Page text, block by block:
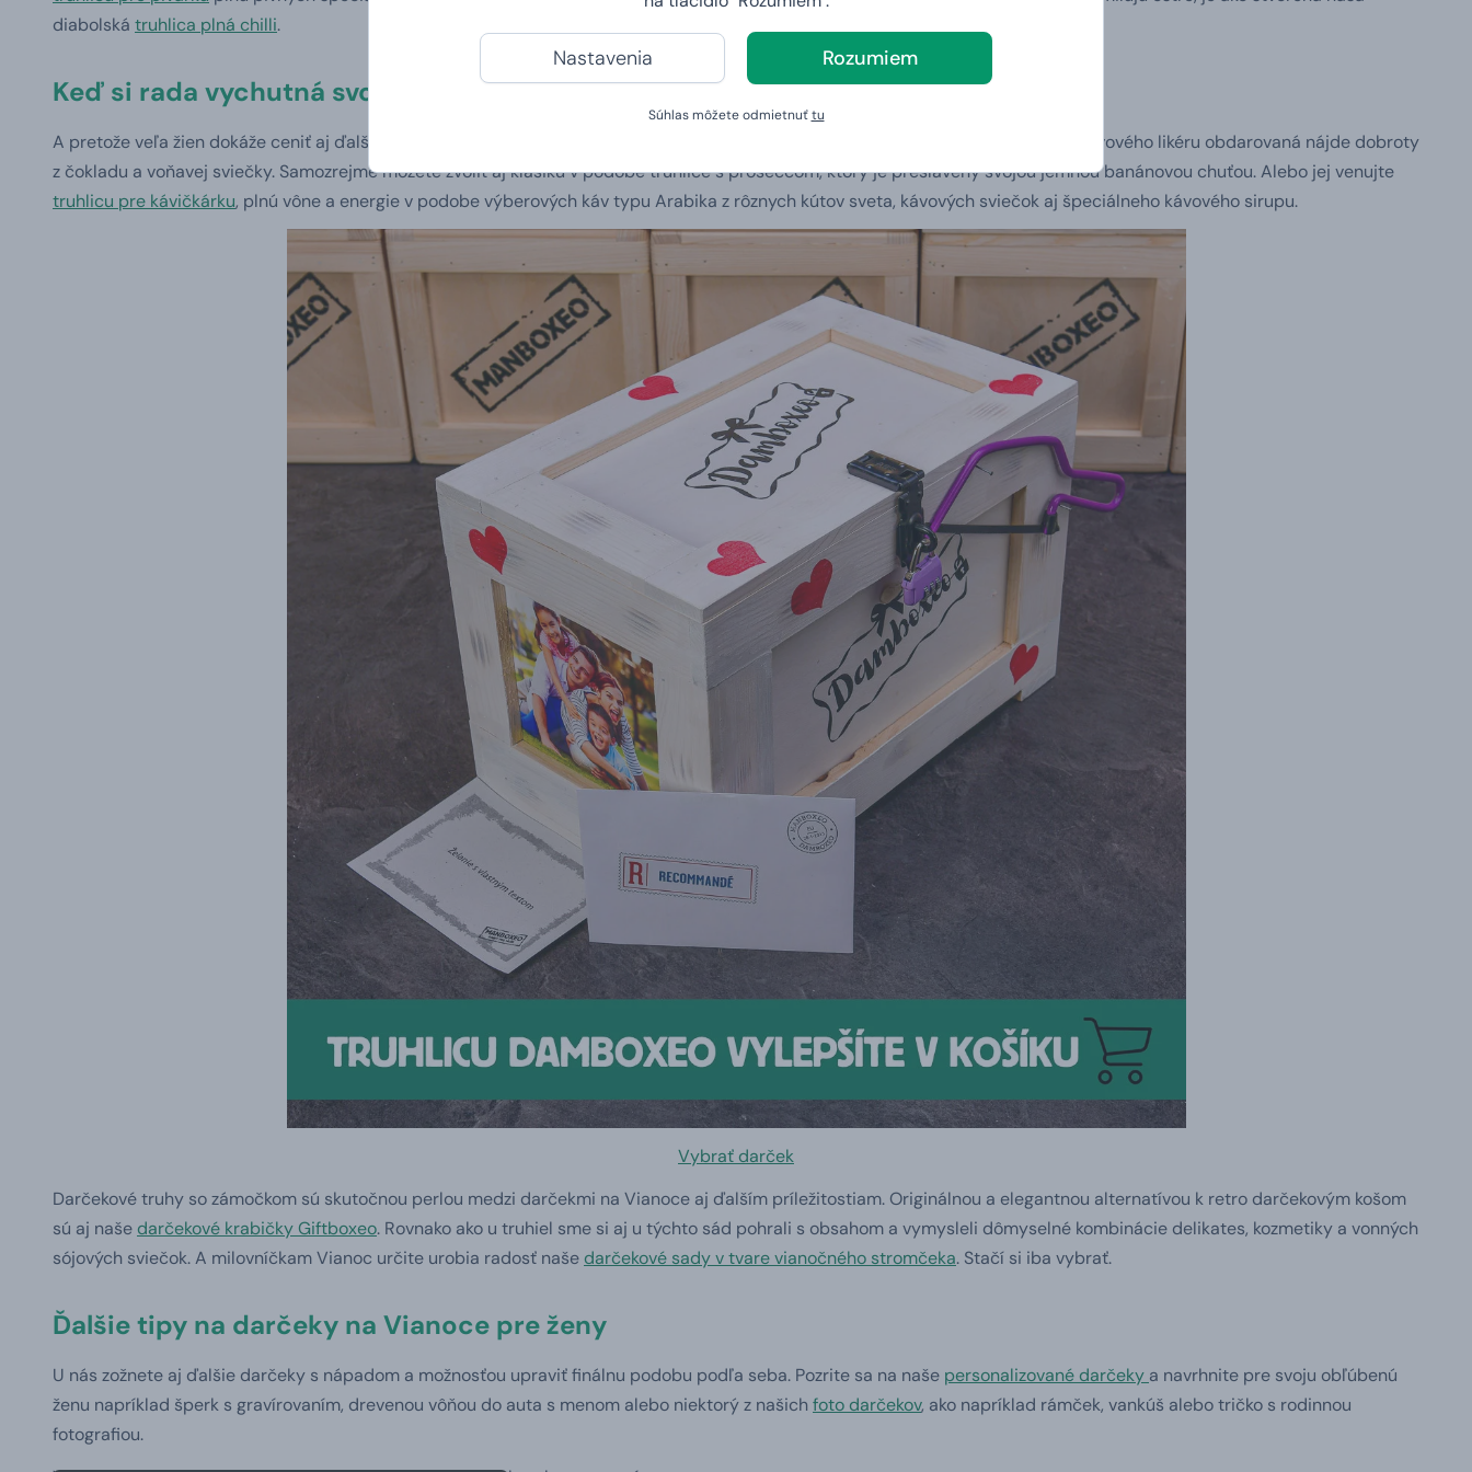
Nastavenia Rozumiem
Súhlas môžete odmietnuťtu
diabolská truhlica plná chilli.
Keď si rada vychutná svoj obľúbený nápoj
A pretože veľa žien dokáže ceniť aj ďalšie druhy dobrého pitia, pripravili sme
, kde okrem lahodného kávového likéru obdarovaná nájde dobroty
z čokladu a voňavej sviečky. Samozrejme môžete zvoliť aj klasiku v podobe truhlice s proseccom, ktorý je preslávený svojou jemnou banánovou chuťou. Alebo jej venujte
truhlicu pre kávičkárku, plnú vône a energie v podobe výberových káv typu Arabika z rôznych kútov sveta, kávových sviečok aj špeciálneho kávového sirupu.
Vybrať darček
Darčekové truhy so zámočkom sú skutočnou perlou medzi darčekmi na Vianoce aj ďalším príležitostiam. Originálnou a elegantnou alternatívou k retro darčekovým košom
sú aj naše darčekové krabičky Giftboxeo. Rovnako ako u truhiel sme si aj u týchto sád pohrali s obsahom a vymysleli dômyselné kombinácie delikates, kozmetiky a vonných
sójových sviečok. A milovníčkam Vianoc určite urobia radosť naše darčekové sady v tvare vianočného stromčeka. Stačí si iba vybrať.
Ďalšie tipy na darčeky na Vianoce pre ženy
U nás zožnete aj ďalšie darčeky s nápadom a možnosťou upraviť finálnu podobu podľa seba. Pozrite sa na naše personalizované darčeky a navrhnite pre svoju obľúbenú
ženu napríklad šperk s gravírovaním, drevenou vôňou do auta s menom alebo niektorý z našich foto darčekov, ako napríklad rámček, vankúš alebo tričko s rodinnou
fotografiou.